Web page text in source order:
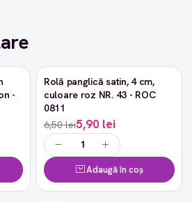
-
-9%
Rolă panglică satin, 4 cm,
culoare roz NR. 43 - ROC
0811
6,50 lei5,90 lei
Adaugă în coș